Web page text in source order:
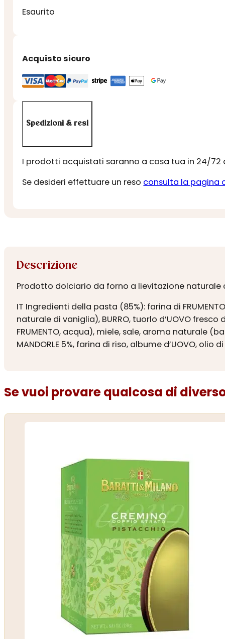
Esaurito
Acquisto sicuro
Spedizioni & resi
I prodotti acquistati saranno a casa tua in 24/72
Se desideri effettuare un reso consulta la pagina
Descrizione
Prodotto dolciario da forno a lievitazione
IT Ingredienti della pasta (85%): farina di
naturale di vaniglia), BURRO, tuorlo d’UOVO
FRUMENTO, acqua), miele, sale, aroma naturale
MANDORLE 5%, farina di riso, albume d’UOVO,
Se vuoi provare qualcosa di